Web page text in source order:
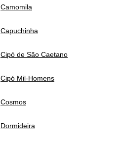
Camomila
Capuchinha
Cipó de São Caetano
Cipó Mil-Homens
Cosmos
Dormideira